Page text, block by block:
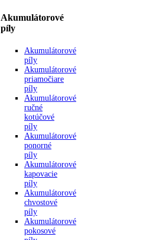
Akumulátorové
píly
Akumulátorové
píly
Akumulátorové
priamočiare
píly
Akumulátorové
ručné
kotúčové
píly
Akumulátorové
ponorné
píly
Akumulátorové
kapovacie
píly
Akumulátorové
chvostové
píly
Akumulátorové
pokosové